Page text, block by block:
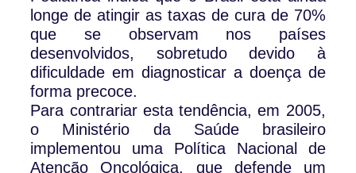
longe de atingir as taxas de cura de 70%
que se observam nos países
desenvolvidos, sobretudo devido à
dificuldade em diagnosticar a doença de
forma precoce.
Para contrariar esta tendência, em 2005,
o Ministério da Saúde brasileiro
implementou uma Política Nacional de
Atenção Oncológica, que defende um